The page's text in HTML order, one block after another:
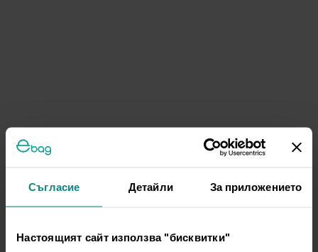
Съгласие Детайли За приложението
Настоящият сайт използва "бисквитки"